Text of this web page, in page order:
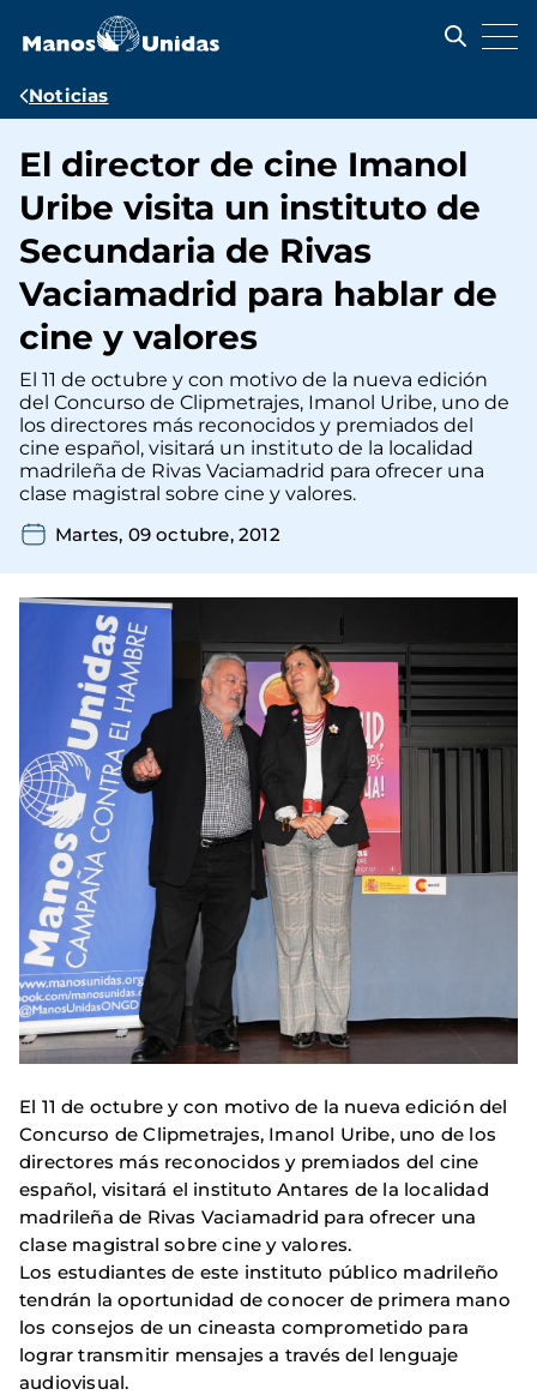
contenido
Ruta
navegación
Noticias
El director de cine Imanol
Uribe visita un instituto de
Secundaria de Rivas
Vaciamadrid para hablar de
cine y valores
El 11 de octubre y con motivo de la nueva edición
del Concurso de Clipmetrajes, Imanol Uribe, uno de
los directores más reconocidos y premiados del
cine español, visitará un instituto de la localidad
madrileña de Rivas Vaciamadrid para ofrecer una
clase magistral sobre cine y valores.
Martes, 09 octubre, 2012
El 11 de octubre y con motivo de la nueva edición del
Concurso de Clipmetrajes, Imanol Uribe, uno de los
directores más reconocidos y premiados del cine
español, visitará el instituto Antares de la localidad
madrileña de Rivas Vaciamadrid para ofrecer una
clase magistral sobre cine y valores.
Los estudiantes de este instituto público madrileño
tendrán la oportunidad de conocer de primera mano
los consejos de un cineasta comprometido para
lograr transmitir mensajes a través del lenguaje
audiovisual.